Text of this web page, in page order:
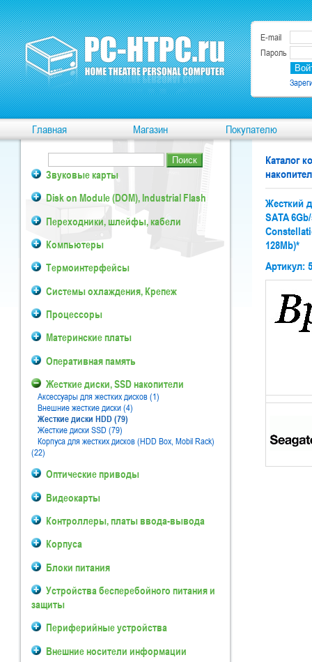
E-mail
Пароль
Главная Магазин Покупателю
Звуковые карты
Disk on Module (DOM), Industrial Flash
Переходники, шлейфы, кабели
Компьютеры
Термоинтерфейсы
Системы охлаждения, Крепеж
Процессоры
Материнские платы
Оперативная память
Жесткие диски, SSD накопители
Аксессуары для жестких дисков (1)
Внешние жесткие диски (4)
Жесткие диски HDD (79)
Жесткие диски SSD (79)
Корпуса для жестких дисков (HDD Box, Mobil Rack)
(22)
Оптические приводы
Видеокарты
Контроллеры, платы ввода-вывода
Корпуса
Блоки питания
Устройства бесперебойного питания и
защиты
Периферийные устройства
Внешние носители информации
Каталог
Жесткий
SATA
128Mb)*
Артикул: